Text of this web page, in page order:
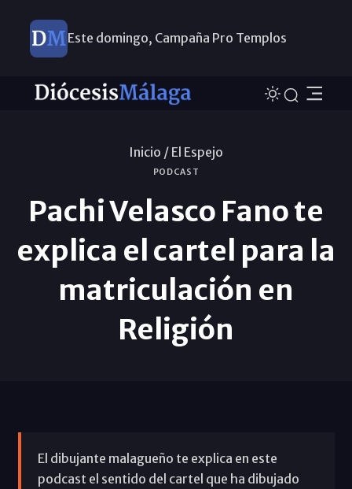
Este domingo, Campaña Pro Templos
Inicio / El Espejo
PODCAST
Pachi Velasco Fano te
explica el cartel para la
matriculación en
Religión
El dibujante malagueño te explica en este
podcast el sentido del cartel que ha dibujado